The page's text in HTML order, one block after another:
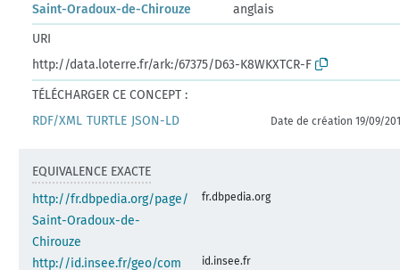
Saint-Oradoux-de-Chirouze
anglais
URI
http://data.loterre.fr/ark:/67375/D63-K8WKXTCR-F
TÉLÉCHARGER CE CONCEPT :
RDF/XML TURTLE JSON-LD Date de création 19/09/
EQUIVALENCE EXACTE
http://fr.dbpedia.org/page/
Saint-Oradoux-de-
Chirouze
fr.dbpedia.org
http://id.insee.fr/geo/com
id.insee.fr